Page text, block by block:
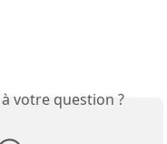
votre question ?